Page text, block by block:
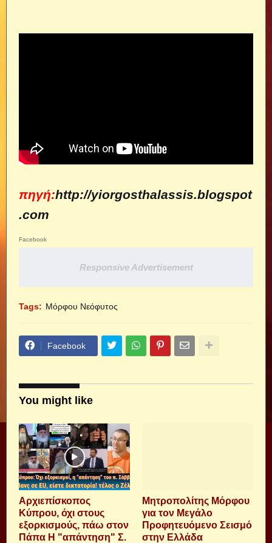
πηγή:http://yiorgosthalassis.blogspot
.com
Facebook
Responsive Advertisement
Tags: Μόρφου Νεόφυτος
Facebook
You might like
Αρχιεπίσκοπος
Κύπρου, όχι στους
εξορκισμούς, πάω στον
Πάπα Η "απάντηση" Σ.
Μητροπολίτης Μόρφου
για τον Μεγάλο
Προφητευόμενο Σεισμό
στην Ελλάδα